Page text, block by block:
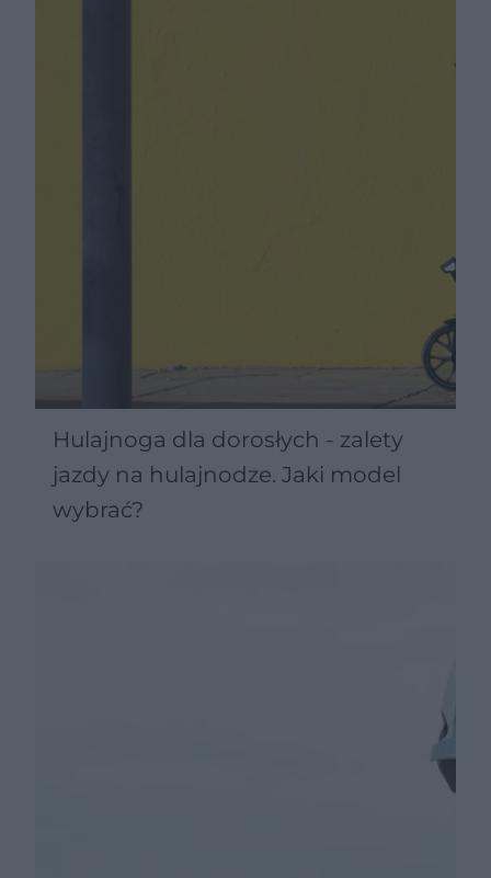
Hulajnoga dla dorosłych - zalety
jazdy na hulajnodze. Jaki model
wybrać?